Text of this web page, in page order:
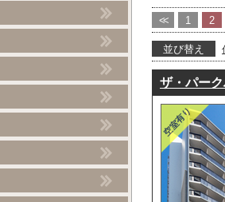
<< 1 2
並び替え
ザ・パー